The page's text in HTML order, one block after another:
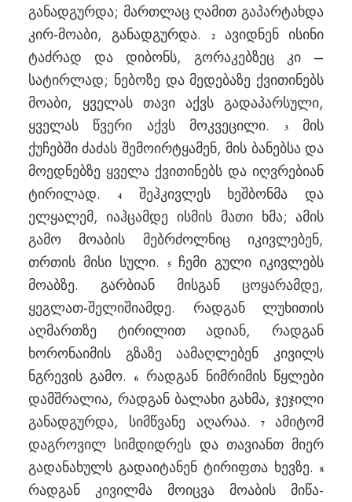
განადგურდა; მართლაც ღამით გაპარტახდა
კირ-მოაბი, განადგურდა.
2ავიდნენ ისინი
ტაძრად და დიბონს, გორაკებზეც კი –
სატირლად; ნებოზე და მედებაზე ქვითინებს
მოაბი, ყველას თავი აქვს გადაპარსული,
ყველას წვერი აქვს მოკვეცილი.
3მის
ქუჩებში ძაძას შემოირტყამენ, მის ბანებსა და
მოედნებზე ყველა ქვითინებს და იღვრებიან
ტირილად.
4შეჰკივლეს ხეშბონმა და
ელყალემ, იაჰცამდე ისმის მათი ხმა; ამის
გამო მოაბის მებრძოლნიც იკივლებენ,
თრთის მისი სული.
5ჩემი გული იკივლებს
მოაბზე. გარბიან მისგან ცოყარამდე,
ყეგლათ-შელიშიამდე. რადგან ლუხითის
აღმართზე ტირილით ადიან, რადგან
ხორონაიმის გზაზე აამაღლებენ კივილს
ნგრევის გამო.6
რადგან ნიმრიმის წყლები
დამშრალია, რადგან ბალახი გახმა, ჯეჯილი
განადგურდა, სიმწვანე აღარაა.
7ამიტომ
დაგროვილ სიმდიდრეს და თავიანთ მიერ
გადანახულს გადაიტანენ ტირიფთა ხევზე.8
რადგან კივილმა მოიცვა მოაბის მიწა-